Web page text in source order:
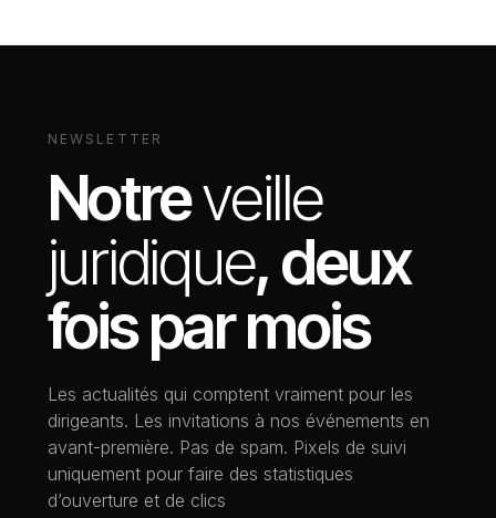
NEWSLETTER
Notreveille
juridique, deux
fois par mois
Les actualités qui comptent vraiment pour les
dirigeants. Les invitations à nos événements en
avant-première. Pas de spam. Pixels de suivi
uniquement pour faire des statistiques
d’ouverture et de clics